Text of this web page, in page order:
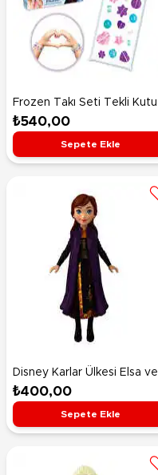
Frozen Takı Seti Tekli Kutu
₺540,00
Sepete Ekle
Disney Karlar Ülkesi Elsa ve
Anna Mini Bebekler Anna
HLW99
₺400,00
Sepete Ekle